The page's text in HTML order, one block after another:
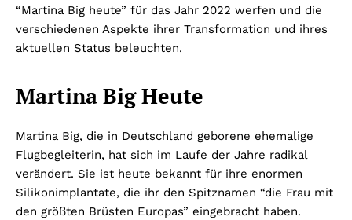
“Martina Big heute” für das Jahr 2022 werfen und die
verschiedenen Aspekte ihrer Transformation und ihres
aktuellen Status beleuchten.
Martina Big Heute
Martina Big, die in Deutschland geborene ehemalige
Flugbegleiterin, hat sich im Laufe der Jahre radikal
verändert. Sie ist heute bekannt für ihre enormen
Silikonimplantate, die ihr den Spitznamen “die Frau mit
den größten Brüsten Europas” eingebracht haben.